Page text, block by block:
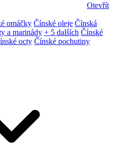
Otevřít
omáčky Čínské oleje Čínská
a marinády + 5 dalších Čínské
octy Čínské pochutiny